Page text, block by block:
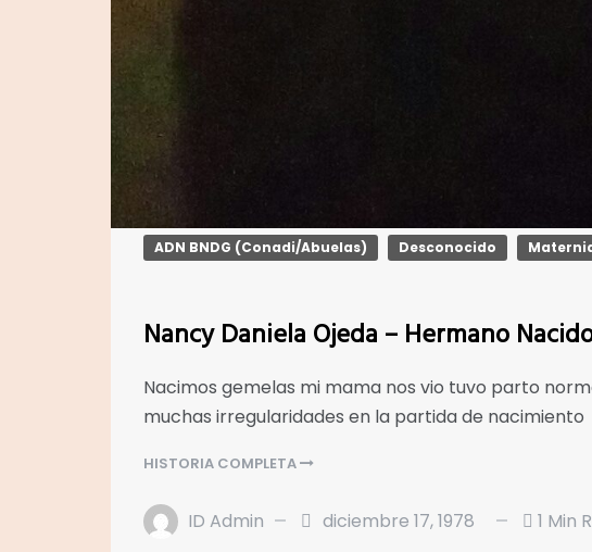
ADN BNDG (Conadi/Abuelas) Desconocido
Nancy Daniela Ojeda – Hermano
Nacimos gemelas mi mama nos vio tuvo parto
muchas irregularidades en la partida de nacimiento
HISTORIA COMPLETA
ID Admin diciembre 17, 1978 1 Min